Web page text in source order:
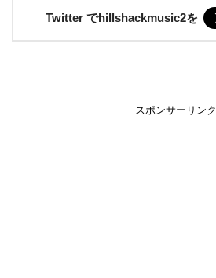
Twitter でhillshackmusic2を
スポンサーリンク